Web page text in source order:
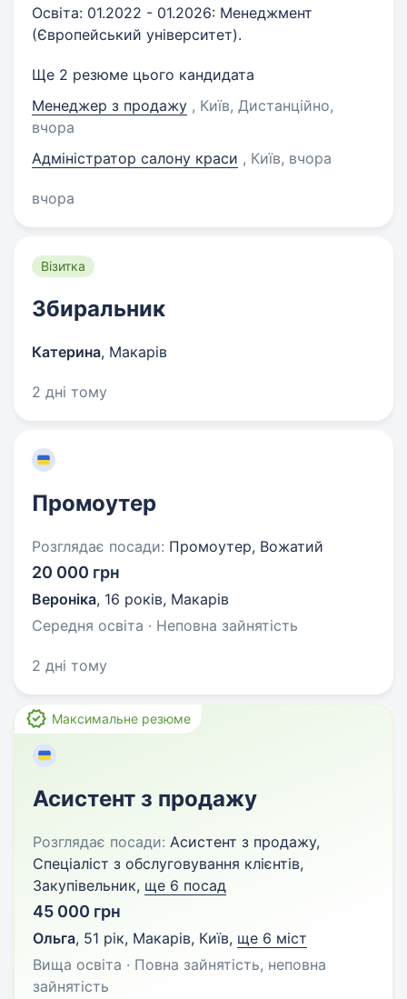
Освіта: 01.2022 - 01.2026: Менеджмент
(Європейський університет).
Ще 2 резюме цього кандидата
Менеджер з продажу , Київ, Дистанційно,
вчора
Адміністратор салону краси , Київ, вчора
вчора
Візитка
Збиральник
Катерина, Макарів
2 дні тому
Промоутер
Розглядає посади: Промоутер, Вожатий
20 000 грн
Вероніка, 16 років, Макарів
Середня освіта · Неповна зайнятість
2 дні тому
Максимальне резюме
Асистент з продажу
Розглядає посади: Асистент з продажу,
Спеціаліст з обслуговування клієнтів,
Закупівельник, ще 6 посад
45 000 грн
Ольга, 51 рік, Макарів, Київ, ще 6 міст
Вища освіта · Повна зайнятість, неповна
зайнятість